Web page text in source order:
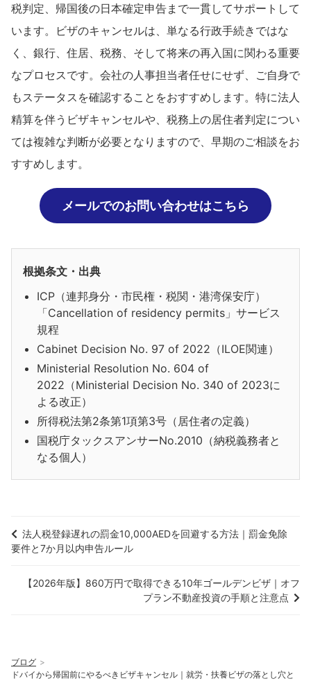
税判定、帰国後の日本確定申告まで一貫してサポートして
います。ビザのキャンセルは、単なる行政手続きではな
く、銀行、住居、税務、そして将来の再入国に関わる重要
なプロセスです。会社の人事担当者任せにせず、ご自身で
もステータスを確認することをおすすめします。特に法人
精算を伴うビザキャンセルや、税務上の居住者判定につい
ては複雑な判断が必要となりますので、早期のご相談をお
すすめします。
メールでのお問い合わせはこちら
根拠条文・出典
ICP（連邦身分・市民権・税関・港湾保安庁）
「Cancellation of residency permits」サービス
規程
Cabinet Decision No. 97 of 2022（ILOE関連）
Ministerial Resolution No. 604 of
2022（Ministerial Decision No. 340 of 2023に
よる改正）
所得税法第2条第1項第3号（居住者の定義）
国税庁タックスアンサーNo.2010（納税義務者と
なる個人）
法人税登録遅れの罰金10,000AEDを回避する方法｜罰金免除
要件と7か月以内申告ルール
【2026年版】860万円で取得できる10年ゴールデンビザ｜オフ
プラン不動産投資の手順と注意点
ブログ
ドバイから帰国前にやるべきビザキャンセル｜就労・扶養ビザの落とし穴と